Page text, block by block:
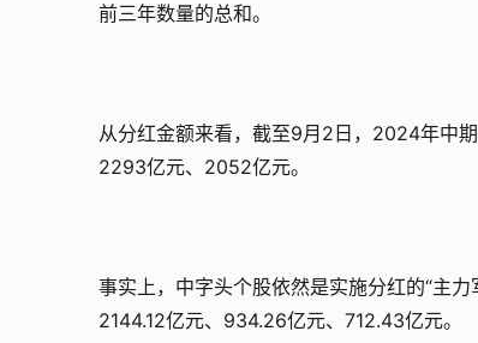
前三年数量的总和。
从分红金额来看，截至9月2日，2024年中
2293亿元、2052亿元。
事实上，中字头个股依然是实施分红的“主
2144.12亿元、934.26亿元、712.43亿元。